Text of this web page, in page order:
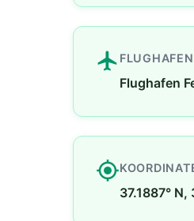
flight FLUGHAFEN
Flughafen
my_location
37.1887° N,